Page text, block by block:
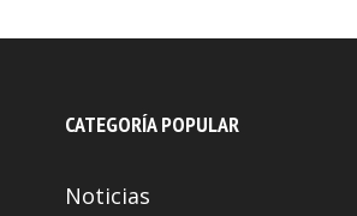
CATEGORÍA POPULAR
Noticias